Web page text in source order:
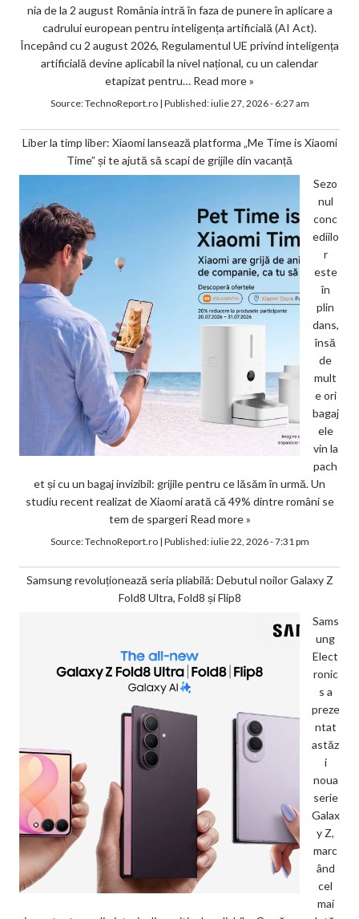
nia de la 2 august România intră în faza de punere în aplicare a
cadrului european pentru inteligența artificială (AI Act).
Începând cu 2 august 2026, Regulamentul UE privind inteligența
artificială devine aplicabil la nivel național, cu un calendar
etapizat pentru… Read more »
Source:TechnoReport.ro| Published:iulie 27, 2026 - 6:27 am
Liber la timp liber: Xiaomi lansează platforma „Me Time is Xiaomi
Time” și te ajută să scapi de grijile din vacanță
Sezo
nul
conc
ediilo
r
este
în
plin
dans,
însă
de
mult
e ori
bagaj
ele
vin la
pach
et și cu un bagaj invizibil: grijile pentru ce lăsăm în urmă. Un
studiu recent realizat de Xiaomi arată că 49% dintre români se
tem de spargeri Read more »
Source:TechnoReport.ro| Published:iulie 22, 2026 - 7:31 pm
Samsung revoluționează seria pliabilă: Debutul noilor Galaxy Z
Fold8 Ultra, Fold8 și Flip8
Sams
ung
Elect
ronic
s a
preze
ntat
astăz
i
noua
serie
Galax
y Z,
marc
ând
cel
mai